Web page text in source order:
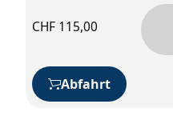
CHF 115,00
Abfahrt